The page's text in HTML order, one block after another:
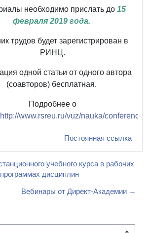
необходимо прислать до 15
февраля 2019 года.
трудов будет зарегистрирован в
РИНЦ.
одной статьи от одного автора
(соавторов) бесплатная.
Подробнее о
http://www.rsreu.ru/vuz/nauka/
Постоянная ссылка
учебного курса в рабочих
программах дисциплин
Вебинары от Директ-Академии →